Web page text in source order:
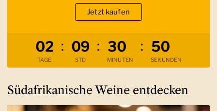
Verbleibende Zeit
02
TAGE
: 09
STD
: 30
MINUTEN
: 49
SEKUNDEN
Jetzt kaufen
Südafrikanische Weine entdecken